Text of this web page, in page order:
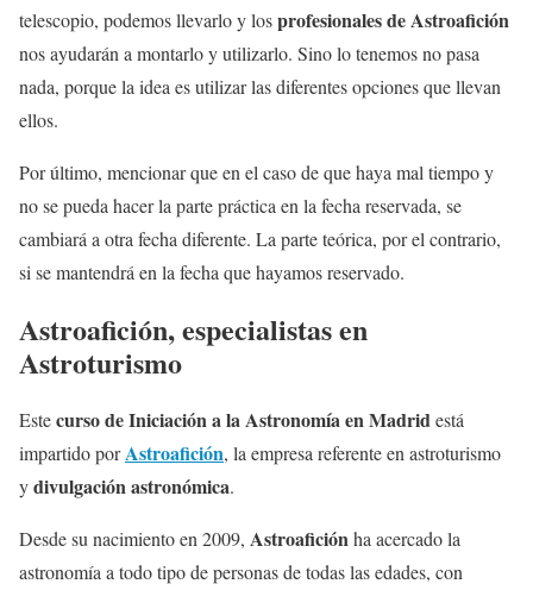
telescopio, podemos llevarlo y losprofesionales de Astroafición
nos ayudarán a montarlo y utilizarlo. Sino lo tenemos no pasa
nada, porque la idea es utilizar las diferentes opciones que llevan
ellos.
Por último, mencionar que en el caso de que haya mal tiempo y
no se pueda hacer la parte práctica en la fecha reservada, se
cambiará a otra fecha diferente. La parte teórica, por el contrario,
si se mantendrá en la fecha que hayamos reservado.
Astroafición, especialistas en
Astroturismo
Estecurso de Iniciación a la Astronomía en Madridestá
impartido porAstroafición, la empresa referente en astroturismo
ydivulgación astronómica.
Desde su nacimiento en 2009, Astroaficiónha acercado la
astronomía a todo tipo de personas de todas las edades, con